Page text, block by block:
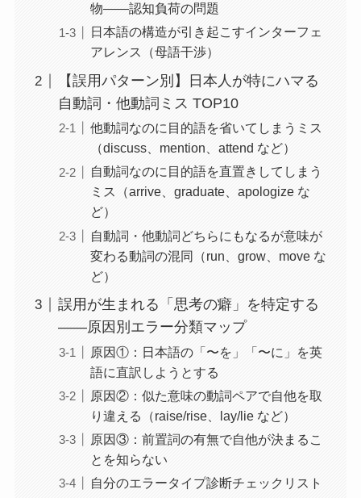
物——認知負荷の問題
日本語の構造が引き起こすインターフェ
アレンス（母語干渉）
【誤用パターン別】日本人が特にハマる
自動詞・他動詞ミス TOP10
他動詞なのに目的語を省いてしまうミス
（discuss、mention、attend など）
自動詞なのに目的語を直置きしてしまう
ミス（arrive、graduate、apologize な
ど）
自動詞・他動詞どちらにもなるが意味が
変わる動詞の混同（run、grow、move な
ど）
誤用が生まれる「思考の癖」を特定する
——原因別エラー分類マップ
原因①：日本語の「〜を」「〜に」を英
語に直訳しようとする
原因②：似た意味の動詞ペアで自他を取
り違える（raise/rise、lay/lie など）
原因③：前置詞の有無で自他が決まるこ
とを知らない
自分のエラータイプ診断チェックリスト